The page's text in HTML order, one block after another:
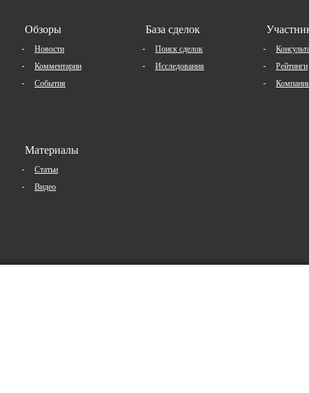
Обзоры
Новости
Комментарии
События
База сделок
Поиск сделок
Исследования
Рейтинги
Материалы
Статьи
Видео